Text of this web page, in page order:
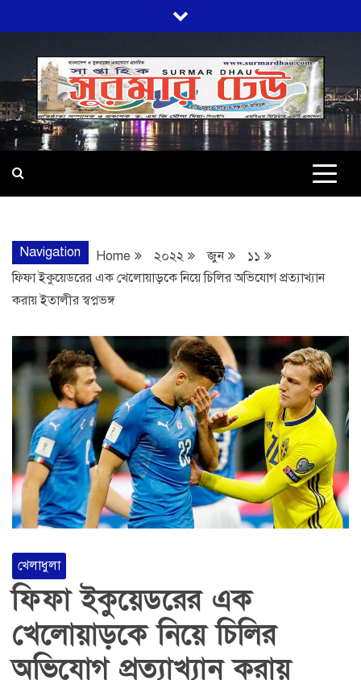
to
content
প্রতি মূহুর্তে সত্যের সন্ধানে অবিচল…
Navigation Home ২০২২ জুন
১১
ফিফা ইকুয়েডরের এক খেলোয়াড়কে নিয়ে চিলির অভিযোগ প্রত্যাখ্যান
করায় ইতালীর স্বপ্নভঙ্গ
খেলাধুলা
ফিফা ইকুয়েডরের এক
খেলোয়াড়কে নিয়ে চিলির
অভিযোগ প্রত্যাখ্যান করায়